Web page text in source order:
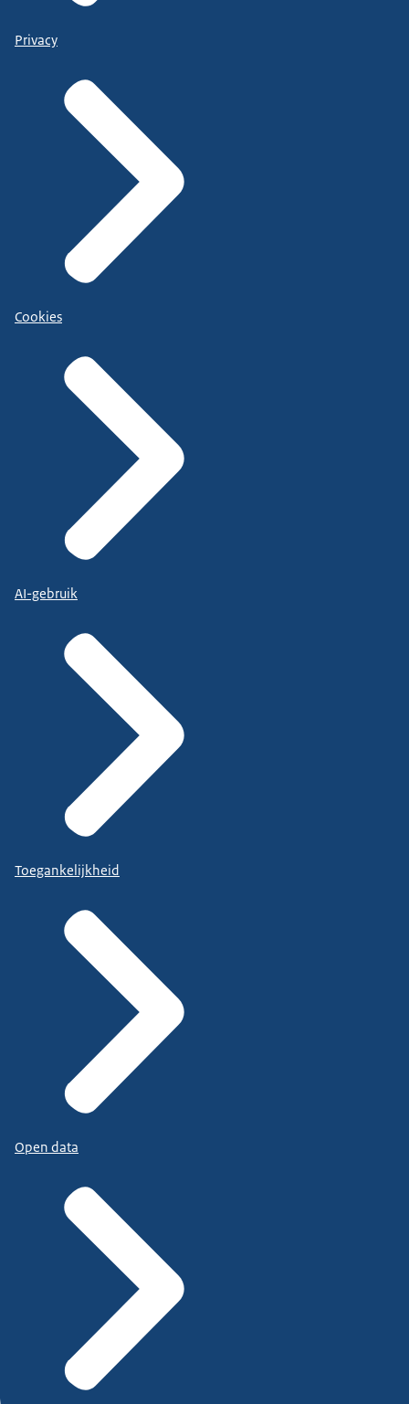
Privacy
Cookies
AI-gebruik
Toegankelijkheid
Open data